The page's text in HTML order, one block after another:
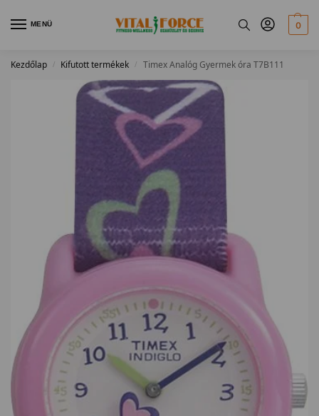
MENÜ 0
Kezdőlap / Kifutott termékek / Timex Analóg Gyermek óra T7B111